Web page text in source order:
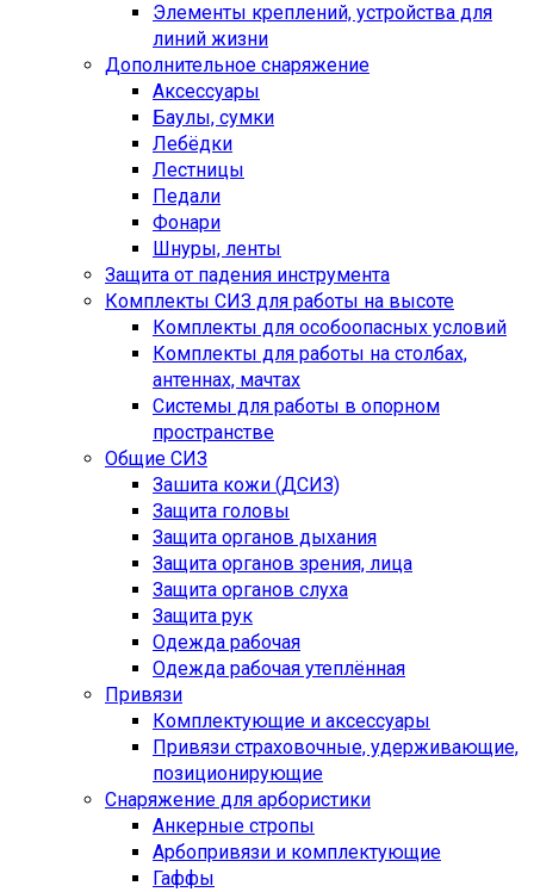
Элементы креплений, устройства для
линий жизни
Дополнительное снаряжение
Аксессуары
Баулы, сумки
Лебёдки
Лестницы
Педали
Фонари
Шнуры, ленты
Защита от падения инструмента
Комплекты СИЗ для работы на высоте
Комплекты для особоопасных условий
Комплекты для работы на столбах,
антеннах, мачтах
Системы для работы в опорном
пространстве
Общие СИЗ
Зашита кожи (ДСИЗ)
Защита головы
Защита органов дыхания
Защита органов зрения, лица
Защита органов слуха
Защита рук
Одежда рабочая
Одежда рабочая утеплённая
Привязи
Комплектующие и аксессуары
Привязи страховочные, удерживающие,
позиционирующие
Снаряжение для арбористики
Анкерные стропы
Арбопривязи и комплектующие
Гаффы